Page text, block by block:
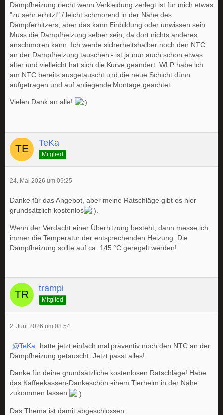
Dampfheizung riecht wenn Verkleidung zerlegt ist für mich etwas
"zu sehr erhitzt" / leicht schmorend in der Nähe des
Dampferhitzers, aber das kann Einbildung oder unwissen sein.
Muss die Dampfheizung selber sein, da dort nichts anderes
anschmoren kann. Ich werde sicherheitshalber noch den NTC
an der Dampfheizung tauschen - ist ja nun auch schon etwas
älter und vielleicht hat sich die Kurve geändert. WLP habe ich
am NTC bereits ausgetauscht und die neue Schicht dünn
aufgetragen und auf anliegende Montage geachtet.
Vielen Dank an alle!
TeKa
Mitglied
24. Mai 2026 um 09:25
Danke für das Angebot, aber meine Ratschläge gibt es hier
grundsätzlich kostenlos
Wenn der Verdacht einer Überhitzung besteht, dann messe ich
immer die Temperatur der entsprechenden Heizung. Die
Dampfheizung sollte auf ca. 145 °C geregelt werden!
trampi
Mitglied
2. Juni 2026 um 08:54
TeKa
hatte jetzt einfach mal präventiv noch den NTC an der
Dampfheizung getauscht. Jetzt passt alles!
Danke für deine grundsätzliche kostenlosen Ratschläge! Habe
das Kaffeekassen-Dankeschön einem Tierheim in der Nähe
zukommen lassen
Das Thema ist damit abgeschlossen.